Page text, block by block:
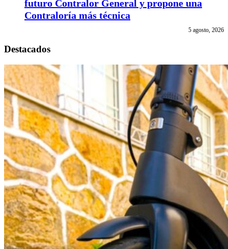
futuro Contralor General y propone una
Contraloría más técnica
5 agosto, 2026
Destacados